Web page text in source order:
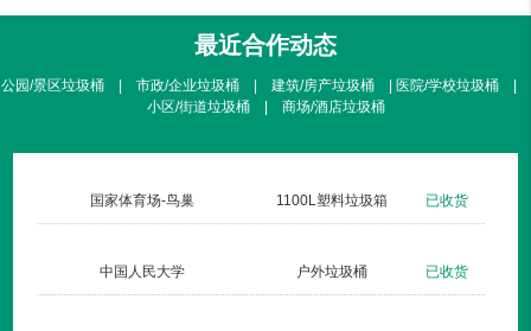
最近合作动态
公园/景区垃圾桶 | 市政/企业垃圾桶 | 建筑/房产垃圾桶 | 医院/学校垃圾桶 |
小区/街道垃圾桶 | 商场/酒店垃圾桶
国家体育场-鸟巢 1100L塑料垃圾箱 已收货
中国人民大学 户外垃圾桶 已收货